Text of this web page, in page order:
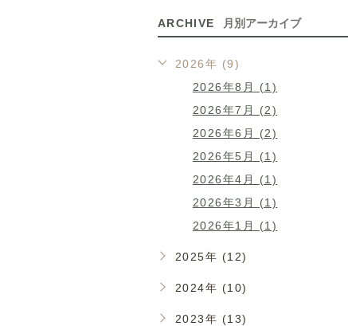
ARCHIVE 月別アーカイブ
2026年 (9)
2026年8月 (1)
2026年7月 (2)
2026年6月 (2)
2026年5月 (1)
2026年4月 (1)
2026年3月 (1)
2026年1月 (1)
2025年 (12)
2024年 (10)
2023年 (13)